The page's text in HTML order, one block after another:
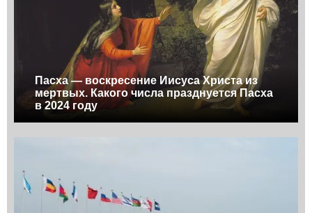
Пасха — воскресение Иисуса Христа из
мертвых. Какого числа празднуется Пасха
в 2024 году